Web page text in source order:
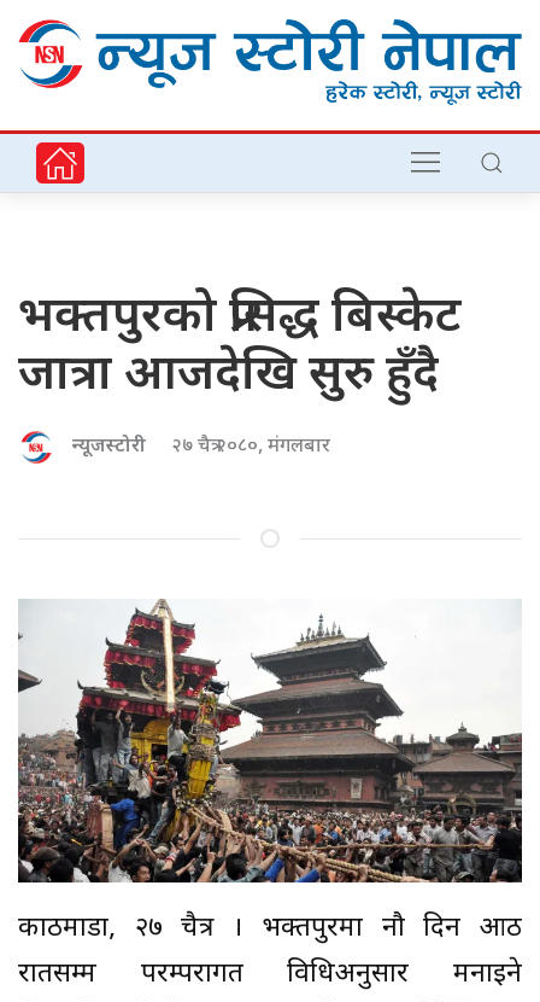
भक्तपुरको प्रसिद्ध बिस्केट
जात्रा आजदेखि सुरु हुँदै
न्यूजस्टोरी २७ चैत्र २०८०, मंगलबार
काठमाडौं, २७ चैत्र । भक्तपुरमा नौ दिन आठ
रातसम्म परम्परागत विधिअनुसार मनाइने